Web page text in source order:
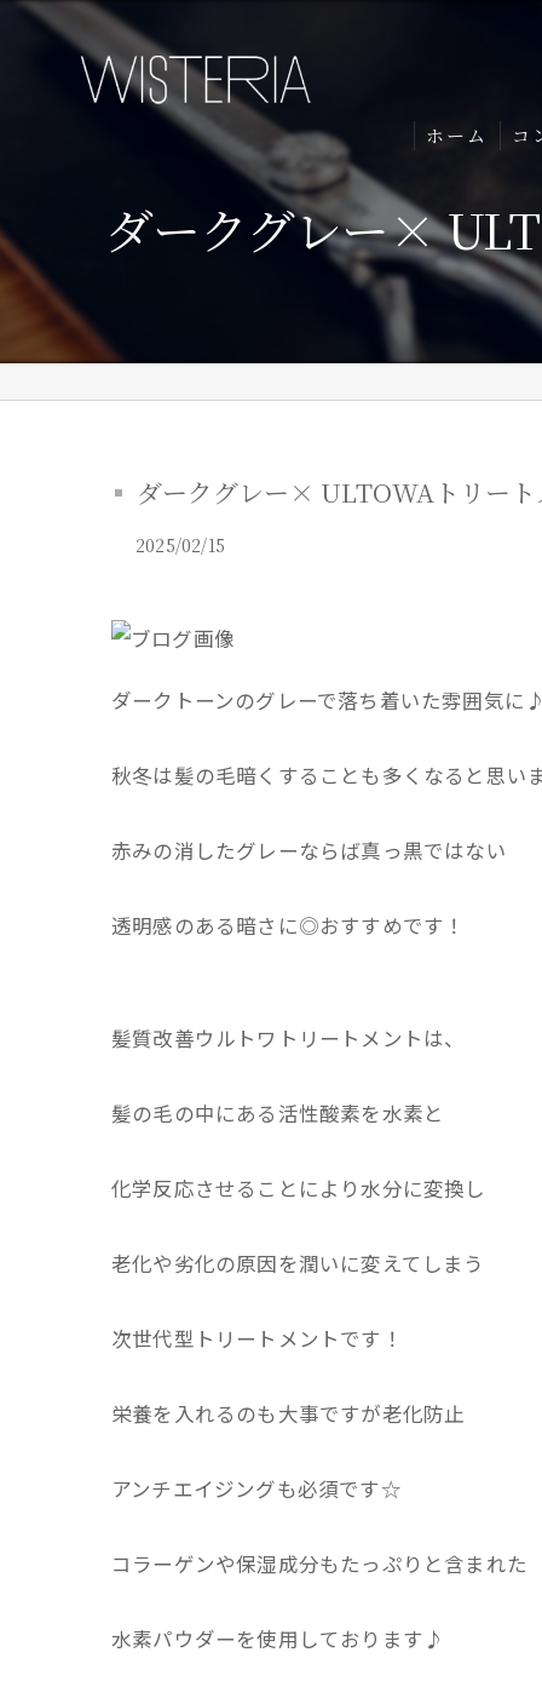
ホーム コ
ダークグレー×
ダークグレー× ULTOWAトリート
2025/02/15
ダークトーンのグレーで落ち着いた雰囲気に♪
秋冬は髪の毛暗くすることも多くなると思いま
赤みの消したグレーならば真っ黒ではない
透明感のある暗さに◎おすすめです！
髪質改善ウルトワトリートメントは、
髪の毛の中にある活性酸素を水素と
化学反応させることにより水分に変換し
老化や劣化の原因を潤いに変えてしまう
次世代型トリートメントです！
栄養を入れるのも大事ですが老化防止
アンチエイジングも必須です☆
コラーゲンや保湿成分もたっぷりと含まれた
水素パウダーを使用しております♪